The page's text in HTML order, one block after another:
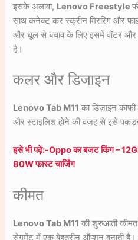
इसके अलावा, Lenovo Freestyle
साथ कनेक्ट कर स्क्रीन मिररिंग और
और धूल से बचाव के लिए इसमें वॉटर और
है।
कलर और डिजाइन
Lenovo Tab M11 का डिज़ाइन
और स्टाइलिश होने की वजह से इसे
इसे भी पढ़े:-Oppo का बजट किंग –
80W फास्ट चार्जिंग
कीमत
Lenovo Tab M11 की शुरुआती कीमत
सेगमेंट में एक बेहतरीन ऑप्शन बनाती